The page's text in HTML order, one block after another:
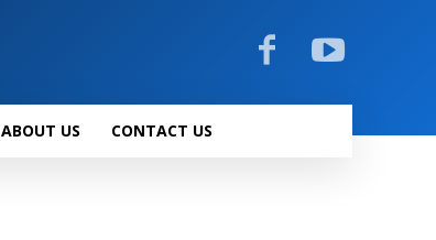
ABOUT US CONTACT US